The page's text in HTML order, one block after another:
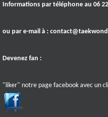
Informations par téléphone au 06
ou par e-mail à :
Devenez fan :
"liker" notre page facebook avec un